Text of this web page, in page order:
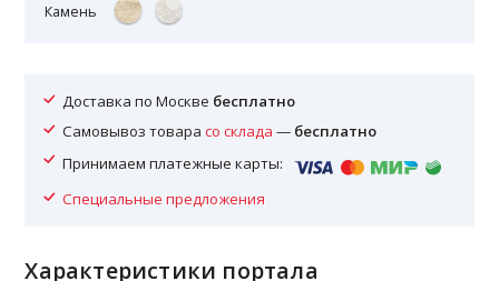
Камень
Доставка по Москве бесплатно
Самовывоз товарасо склада — бесплатно
Принимаем платежные карты:
Специальные предложения
Характеристики портала